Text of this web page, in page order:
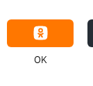
OK